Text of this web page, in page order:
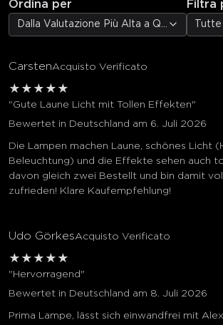
Ordina per
Dalla Valutazione Più Alta a Quella Più
Filtra
CarstenAcquisto Verificato
★ ★ ★ ★ ★
"Gute Laune Licht mit Tollen Effekten"
Bewertet in Deutschland am 6. Juli 2026
Die Lampen machen Laune, schönes Licht
Beleuchtung) und die Effekte sehen auch
davon gleich zwei Bestellt und bin damit
zufrieden! Klare Kaufempfehlung!
Udo GörkesAcquisto Verificato
★ ★ ★ ★ ★
"Hervorragend"
Bewertet in Deutschland am 8. Juli 2026
Prima Lampe, lässt sich einwandfrei mit